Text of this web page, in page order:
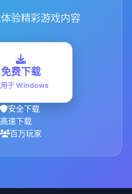
验精彩游戏内容
免费下载
于 Windows
安全下载
高速下载
百万玩家